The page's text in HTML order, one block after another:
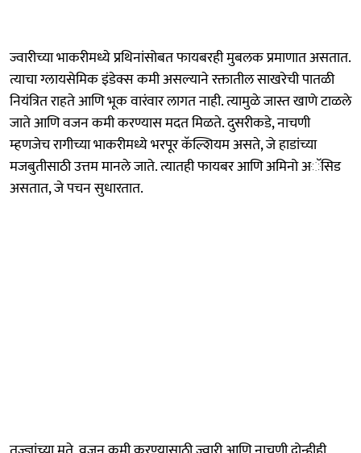
ज्वारीच्या भाकरीमध्ये प्रथिनांसोबत फायबरही मुबलक प्रमाणात असतात.
त्याचा ग्लायसेमिक इंडेक्स कमी असल्याने रक्तातील साखरेची पातळी
नियंत्रित राहते आणि भूक वारंवार लागत नाही. त्यामुळे जास्त खाणे टाळले
जाते आणि वजन कमी करण्यास मदत मिळते. दुसरीकडे, नाचणी
म्हणजेच रागीच्या भाकरीमध्ये भरपूर कॅल्शियम असते, जे हाडांच्या
मजबुतीसाठी उत्तम मानले जाते. त्यातही फायबर आणि अमिनो अॅसिड
असतात, जे पचन सुधारतात.